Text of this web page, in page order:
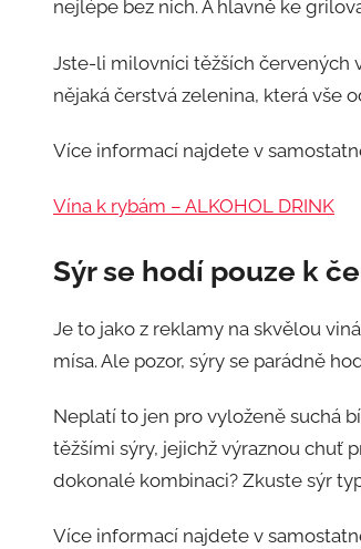
nejlépe bez nich. A hlavně ke
Jste-li milovníci těžších červených
nějaká čerstvá zelenina, která vše
Více informací najdete v
Vína k rybám – ALKOHOL DRINK
Sýr se hodí pouze k
Je to jako z reklamy na skvělou
mísa. Ale pozor, sýry se parádně
Neplatí to jen pro vyloženě suchá
těžšími sýry, jejichž výraznou chuť
dokonalé kombinaci? Zkuste sýr
Více informací najdete v